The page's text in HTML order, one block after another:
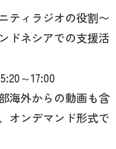
ティラジオの役割〜
ドネシアでの支援活
～17:00
海外からの動画も含
オンデマンド形式で